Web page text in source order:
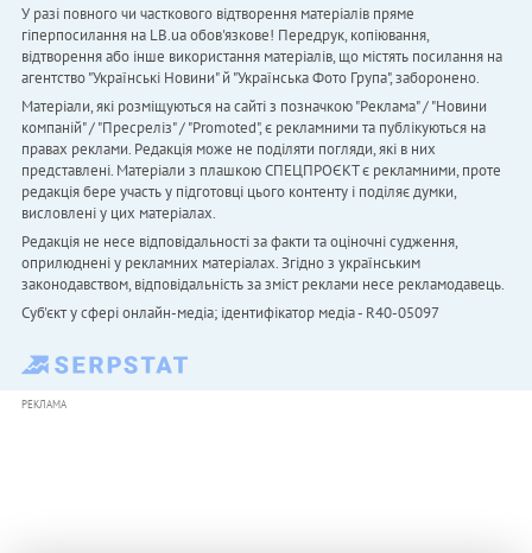
У разі повного чи часткового відтворення матеріалів пряме
гіперпосилання на LB.ua обов'язкове! Передрук, копіювання,
відтворення або інше використання матеріалів, що містять посилання на
агентство "Українськi Новини" й "Українська Фото Група", заборонено.
Матеріали, які розміщуються на сайті з позначкою "Реклама" / "Новини
компаній" / "Пресреліз" / "Promoted", є рекламними та публікуються на
правах реклами. Редакція може не поділяти погляди, які в них
представлені. Матеріали з плашкою СПЕЦПРОЄКТ є рекламними, проте
редакція бере участь у підготовці цього контенту і поділяє думки,
висловлені у цих матеріалах.
Редакція не несе відповідальності за факти та оціночні судження,
оприлюднені у рекламних матеріалах. Згідно з українським
законодавством, відповідальність за зміст реклами несе рекламодавець.
Cуб'єкт у сфері онлайн-медіа; ідентифікатор медіа - R40-05097
РЕКЛАМА